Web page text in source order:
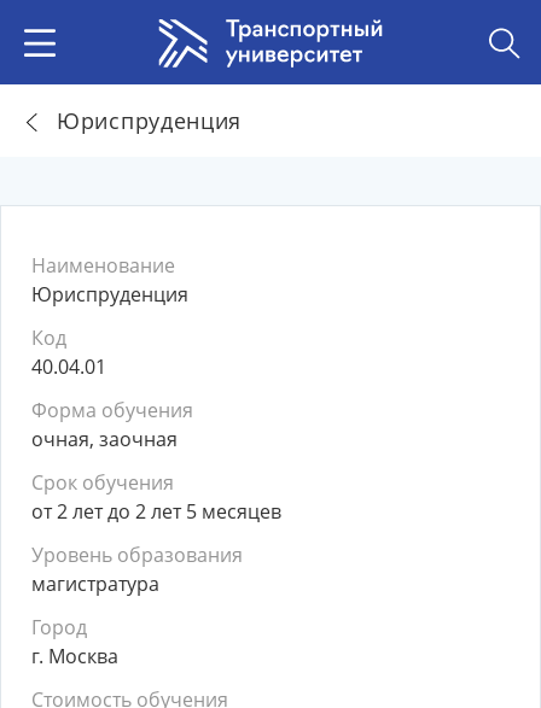
Юриспруденция
Наименование
Юриспруденция
Код
40.04.01
Форма обучения
очная, заочная
Срок обучения
от 2 лет до 2 лет 5 месяцев
Уровень образования
магистратура
Город
г. Москва
Стоимость обучения